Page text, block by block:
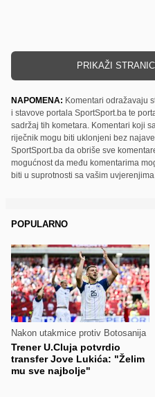
PRIKAŽI
NAPOMENA: Komentari odražavaju
i stavove portala SportSport.ba te
sadržaj tih kometara. Komentari koji
riječnik mogu biti uklonjeni bez
SportSport.ba da obriše sve
mogućnost da među komentarima
biti u suprotnosti sa vašim uvjerenjima.
POPULARNO
Nakon utakmice protiv Botosanija
Trener U.Cluja potvrdio
transfer Jove Lukića: "Želim
mu sve najbolje"